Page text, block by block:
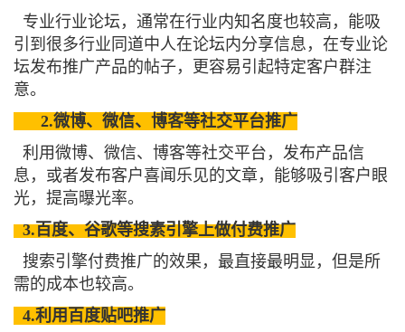
专业行业论坛，通常在行业内知名度也较高，能吸
引到很多行业同道中人在论坛内分享信息，在专业论
坛发布推广产品的帖子，更容易引起特定客户群注
意。
2.微博、微信、博客等社交平台推广
利用微博、微信、博客等社交平台，发布产品信
息，或者发布客户喜闻乐见的文章，能够吸引客户眼
光， 提高曝光率。
3.百度、谷歌等搜素引擎上做付费推广
搜索引擎付费推广的效果，最直接最明显，但是所
需的成本也较高。
4.利用百度贴吧推广